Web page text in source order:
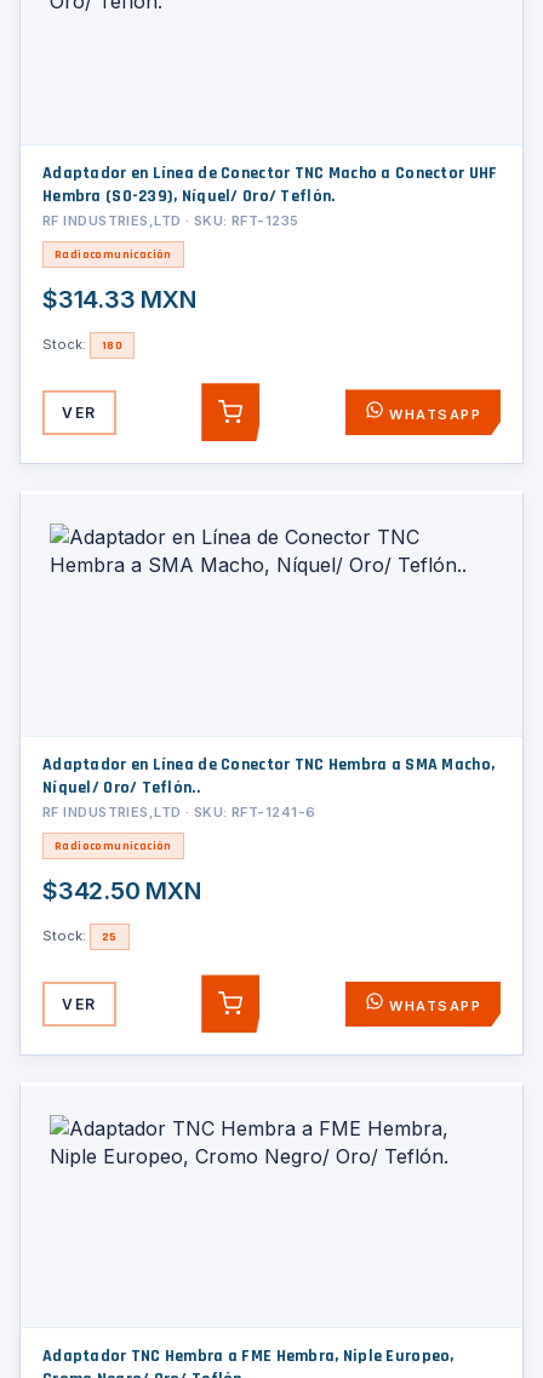
Adaptador en Línea de Conector TNC Macho a Conector UHF
Hembra (SO-239), Níquel/ Oro/ Teflón.
RF INDUSTRIES,LTD · SKU: RFT-1235
Radiocomunicación
$314.33 MXN
Stock: 180
VER AGREGAR WHATSAPP
Adaptador en Línea de Conector TNC Hembra a SMA Macho,
Níquel/ Oro/ Teflón..
RF INDUSTRIES,LTD · SKU: RFT-1241-6
Radiocomunicación
$342.50 MXN
Stock: 25
VER AGREGAR WHATSAPP
Adaptador TNC Hembra a FME Hembra, Niple Europeo,